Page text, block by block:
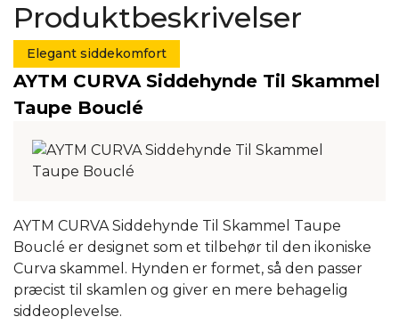
Produktbeskrivelser
Elegant siddekomfort
AYTM CURVA Siddehynde Til Skammel
Taupe Bouclé
AYTM CURVA Siddehynde Til Skammel Taupe
Bouclé er designet som et tilbehør til den ikoniske
Curva skammel. Hynden er formet, så den passer
præcist til skamlen og giver en mere behagelig
siddeoplevelse.